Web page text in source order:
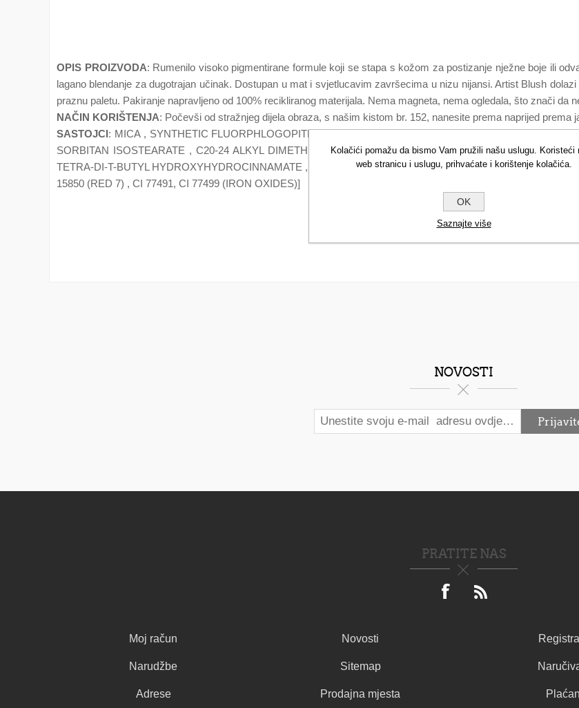
OPIS PROIZVODA: Rumenilo visoko pigmentirane formule koji se stapa s kožom za postizanje nježne boje ili
lagano blendanje za dugotrajan učinak. Dostupan u mat i svjetlucavim završecima u nizu nijansi. Artist Blush
praznu paletu. Pakiranje napravljeno od 100% recikliranog materijala. Nema magneta, nema ogledala, što znači da
NAČIN KORIŠTENJA: Počevši od stražnjeg dijela obraza, s našim kistom br. 152, nanesite prema naprijed prema
SASTOJCI: MICA , SYNTHETIC FLUORPHLOGOPITE , SILICA , ALUMINUM HYDROXIDE , C30-45 ALKYL
SORBITAN ISOSTEARATE , C20-24 ALKYL DIMETHICONE , DIMETHICONE , CAPRYLYL GLYCOL ,
TETRA-DI-T-BUTYL HYDROXYHYDROCINNAMATE , TRIETHOXYCAPRYLYLSILANE , C20-24 OLEFIN ,
15850 (RED 7) , CI 77491, CI 77499 (IRON OXIDES)]
NOVOSTI
PRATITE NAS
Moj račun
Narudžbe
Adrese
Novosti
Sitemap
Prodajna mjesta
Kolačići pomažu da bismo Vam pružili našu uslugu. Koristeći
web stranicu i uslugu, prihvaćate i korištenje kolačića.
OK
Saznajte više